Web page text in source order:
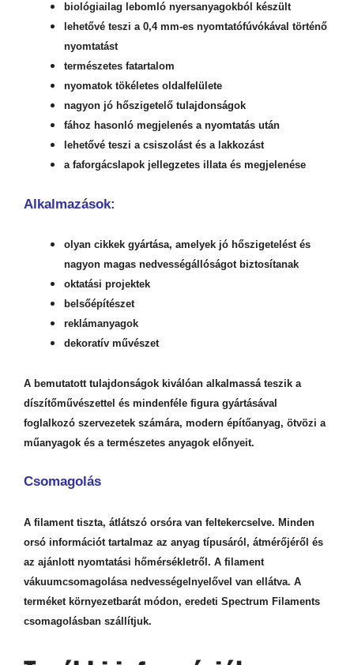
biológiailag lebomló nyersanyagokból készült
lehetővé teszi a 0,4 mm-es nyomtatófúvókával történő
nyomtatást
természetes fatartalom
nyomatok tökéletes oldalfelülete
nagyon jó hőszigetelő tulajdonságok
fához hasonló megjelenés a nyomtatás után
lehetővé teszi a csiszolást és a lakkozást
a faforgácslapok jellegzetes illata és megjelenése
Alkalmazások:
olyan cikkek gyártása, amelyek jó hőszigetelést és
nagyon magas nedvességállóságot biztosítanak
oktatási projektek
belsőépítészet
reklámanyagok
dekoratív művészet
A bemutatott tulajdonságok kiválóan alkalmassá teszik a
díszítőművészettel és mindenféle figura gyártásával
foglalkozó szervezetek számára, modern építőanyag, ötvözi a
műanyagok és a természetes anyagok előnyeit.
Csomagolás
A filament tiszta, átlátszó orsóra van feltekercselve. Minden
orsó információt tartalmaz az anyag típusáról, átmérőjéről és
az ajánlott nyomtatási hőmérsékletről. A filament
vákuumcsomagolása nedvességelnyelővel van ellátva. A
terméket környezetbarát módon, eredeti Spectrum Filaments
csomagolásban szállítjuk.